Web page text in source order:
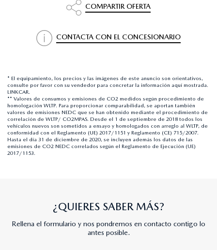
COMPARTIR OFERTA
CONTACTA CON EL CONCESIONARIO
* El equipamiento, los precios y las imágenes de este anuncio son orientativos,
consulte por favor con su vendedor para concretar la información aquí mostrada.
LINKCAR.
** Valores de consumos y emisiones de CO2 medidos según procedimiento de
homologación WLTP. Para proporcionar comparabilidad, se aportan también
valores de emisiones NEDC que se han obtenido mediante el procedimiento de
correlación de WLTP/ CO2MPAS. Desde el 1 de septiembre de 2018 todos los
vehículos nuevos son sometidos a ensayo y homologados con arreglo al WLTP, de
conformidad con el Reglamento (UE) 2017/1151 y Reglamento (CE) 715/2007.
Hasta el día 31 de diciembre de 2020, se incluyen además los datos de las
emisiones de CO2 NEDC correlados según el Reglamento de Ejecución (UE)
2017/1153.
¿QUIERES SABER MÁS?
Rellena el formulario y nos pondremos en contacto contigo lo
antes posible.